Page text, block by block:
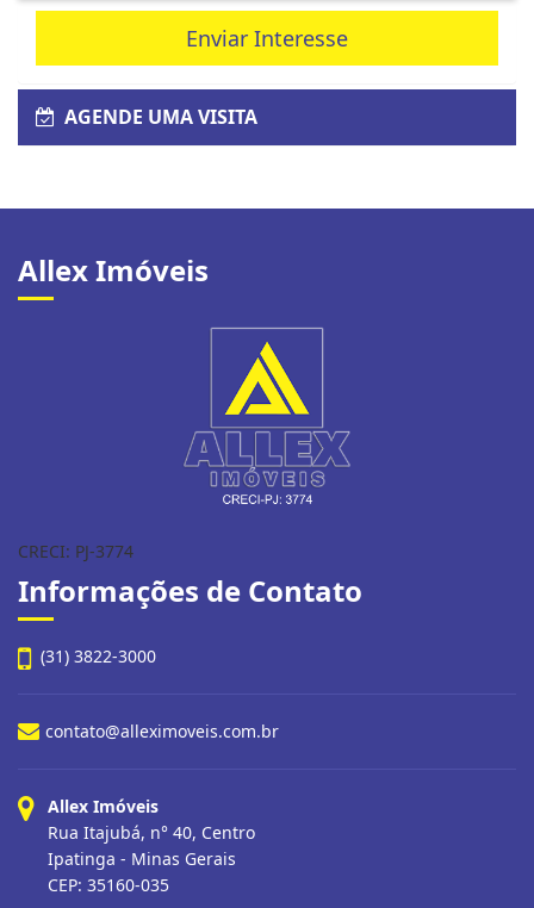
Enviar Interesse
AGENDE UMA VISITA
Allex Imóveis
CRECI: PJ-3774
Informações de Contato
(31) 3822-3000
contato@alleximoveis.com.br
Allex Imóveis
Rua Itajubá, n° 40, Centro
Ipatinga - Minas Gerais
CEP: 35160-035